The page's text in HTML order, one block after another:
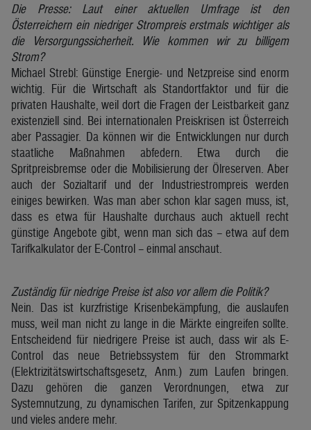
Die Presse: Laut einer aktuellen Umfrage ist den
Österreichern ein niedriger Strompreis erstmals wichtiger als
die Versorgungssicherheit. Wie kommen wir zu billigem
Strom?
Michael Strebl: Günstige Energie- und Netzpreise sind enorm
wichtig. Für die Wirtschaft als Standortfaktor und für die
privaten Haushalte, weil dort die Fragen der Leistbarkeit ganz
existenziell sind. Bei internationalen Preiskrisen ist Österreich
aber Passagier. Da können wir die Entwicklungen nur durch
staatliche Maßnahmen abfedern. Etwa durch die
Spritpreisbremse oder die Mobilisierung der Ölreserven. Aber
auch der Sozialtarif und der Industriestrompreis werden
einiges bewirken. Was man aber schon klar sagen muss, ist,
dass es etwa für Haushalte durchaus auch aktuell recht
günstige Angebote gibt, wenn man sich das – etwa auf dem
Tarifkalkulator der E-Control – einmal anschaut.
Zuständig für niedrige Preise ist also vor allem die Politik?
Nein. Das ist kurzfristige Krisenbekämpfung, die auslaufen
muss, weil man nicht zu lange in die Märkte eingreifen sollte.
Entscheidend für niedrigere Preise ist auch, dass wir als E-
Control das neue Betriebssystem für den Strommarkt
(Elektrizitätswirtschaftsgesetz, Anm.) zum Laufen bringen.
Dazu gehören die ganzen Verordnungen, etwa zur
Systemnutzung, zu dynamischen Tarifen, zur Spitzenkappung
und vieles andere mehr.